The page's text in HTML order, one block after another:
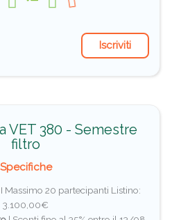
Iscriviti
VET 380 - Semestre
filtro
Specifiche
20 partecipanti Listino:
3.100,00€